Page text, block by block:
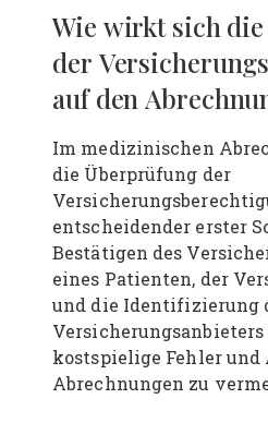
Wie wirkt sich
der
auf den
Im medizinischen
die Überprüfung der
entscheidender erster
Bestätigen des
eines Patienten, der
und die Identifizierung
kostspielige Fehler
Abrechnungen zu